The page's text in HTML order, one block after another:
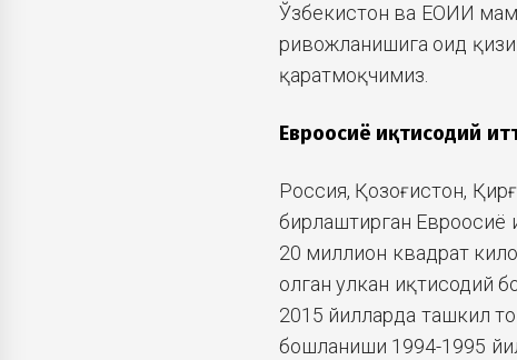
Ўзбекистон ва ЕОИИ
ривожланишига оид
қаратмоқчимиз.
Евроосиё иқтисодий
Россия, Қозоғистон,
бирлаштирган Евроосиё
20 миллион квадрат
олган улкан иқтисодий
2015 йилларда ташкил
бошланиши 1994-1995